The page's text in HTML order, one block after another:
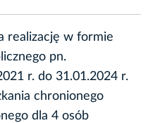
realizację w formie
pn.
r. do 31.01.2024 r.
chronionego
dla 4 osób